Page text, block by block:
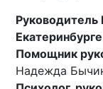
Екатеринбурге
Помощник
Надежда